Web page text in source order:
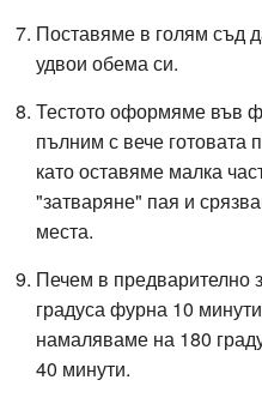
Поставяме в голям съд
удвои обема си.
Тестото оформяме във
пълним с вече готовата
като оставяме малка
"затваряне" пая и
места.
Печем в предварително
градуса фурна 10
намаляваме на 180
40 минути.